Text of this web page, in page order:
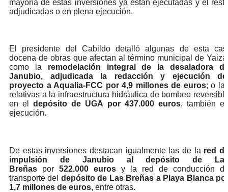
mayoría de estas inversiones ya están ejecutadas y el
adjudicadas o en plena ejecución.
El presidente del Cabildo detalló algunas de esta
docena de obras que afectan al término municipal de
como la remodelación integral de la desaladora
Janubio, adjudicada la redacción y ejecución
proyecto a Aqualia-FCC por 4,9 millones de euros; o
relativas a la infraestructura hidráulica de bombeo
en eldepósito de UGA por 437.000 euros, también
ejecución.
De estas inversiones destacan igualmente las de la red
impulsión de Janubio al depósito de
Breñas por 522.000 euros y la red de conducción
transporte del depósito de Las Breñas a Playa Blanca
1,7 millones de euros, entre otras.